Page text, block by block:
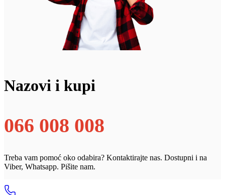
Nazovi i kupi
066 008 008
Treba vam pomoć oko odabira? Kontaktirajte nas. Dostupni i na
Viber, Whatsapp. Pišite nam.